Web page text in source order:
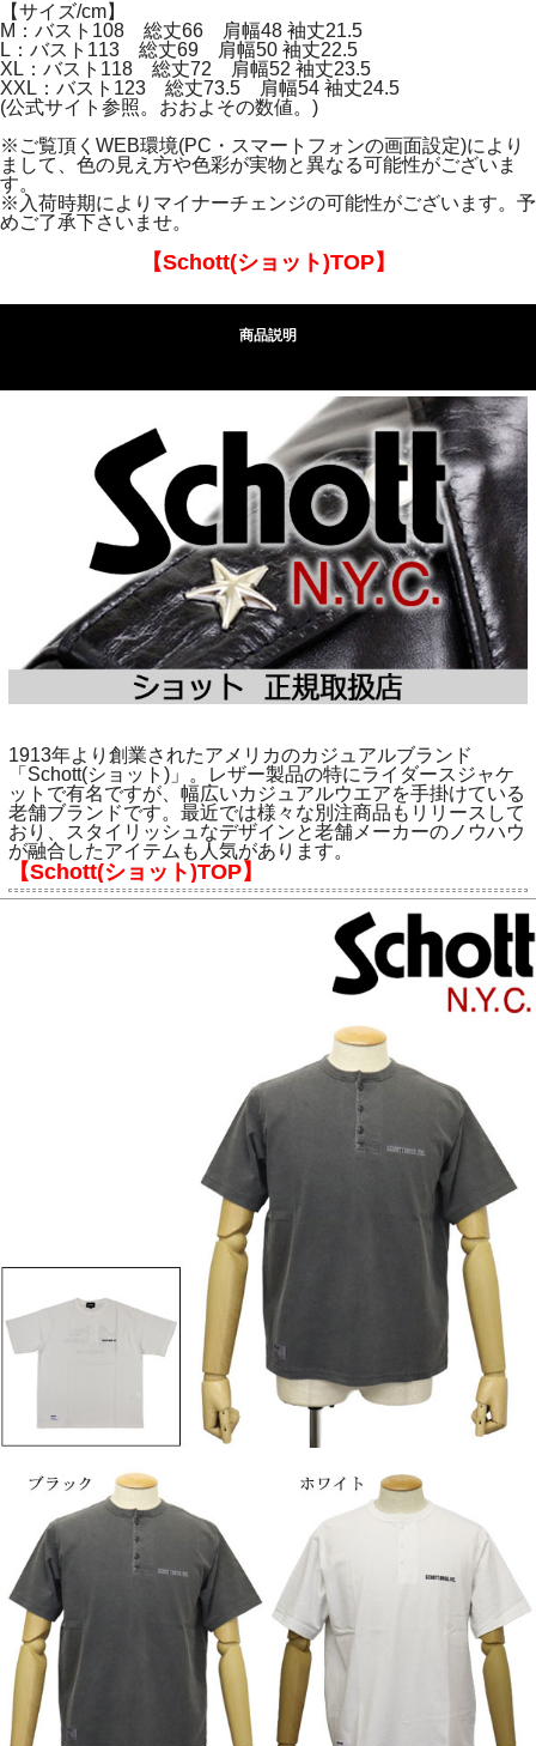
【サイズ/cm】
M：バスト108 総丈66 肩幅48 袖丈21.5
L：バスト113 総丈69 肩幅50 袖丈22.5
XL：バスト118 総丈72 肩幅52 袖丈23.5
XXL：バスト123 総丈73.5 肩幅54 袖丈24.5
(公式サイト参照。おおよその数値。)
※ご覧頂くWEB環境(PC・スマートフォンの画面設定)により
まして、色の見え方や色彩が実物と異なる可能性がございま
す。
※入荷時期によりマイナーチェンジの可能性がございます。予
めご了承下さいませ。
【Schott(ショット)TOP】
商品説明
1913年より創業されたアメリカのカジュアルブランド
「Schott(ショット)」。レザー製品の特にライダースジャケ
ットで有名ですが、幅広いカジュアルウエアを手掛けている
老舗ブランドです。最近では様々な別注商品もリリースして
おり、スタイリッシュなデザインと老舗メーカーのノウハウ
が融合したアイテムも人気があります。
【Schott(ショット)TOP】